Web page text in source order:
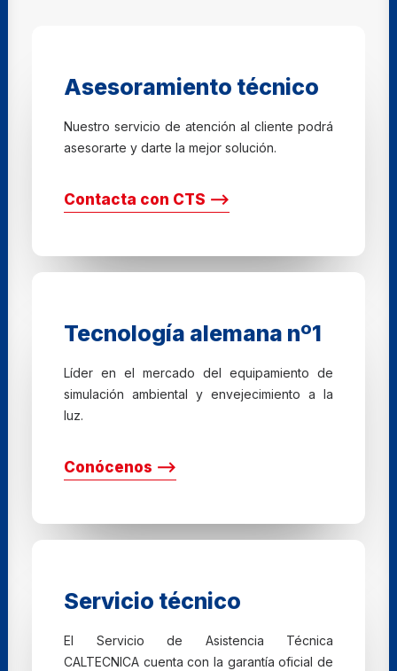
Asesoramiento técnico
Nuestro servicio de atención al cliente podrá
asesorarte y darte la mejor solución.
Contacta con CTS ⟶
Tecnología alemana nº1
Líder en el mercado del equipamiento de
simulación ambiental y envejecimiento a la
luz.
Conócenos ⟶
Servicio técnico
El Servicio de Asistencia Técnica
CALTECNICA cuenta con la garantía oficial de